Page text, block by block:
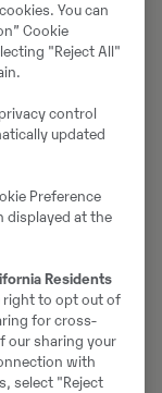
så
Sjöström och
ner mot
gått bra. Då
transporter i
att
You can
Cookie
"Reject All"
control
updated
Preference
displayed at the
Residents
right to opt out of
for cross-
our sharing your
with
select "Reject